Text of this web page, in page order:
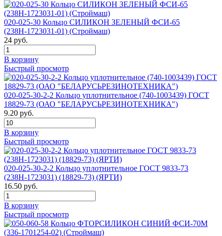
020-025-30 Кольцо СИЛИКОН ЗЕЛЕНЫЙ ФСИ-65
(238Н-1723031-01) (Строймаш)
24 руб.
В корзину
Быстрый просмотр
020-025-30-2-2 Кольцо уплотнительное (740-1003439) ГОСТ
18829-73 (ОАО "БЕЛАРУСЬРЕЗИНОТЕХНИКА")
9.20 руб.
В корзину
Быстрый просмотр
020-025-30-2-2 Кольцо уплотнительное ГОСТ 9833-73
(238Н-1723031) (18829-73) (ЯРТИ)
16.50 руб.
В корзину
Быстрый просмотр